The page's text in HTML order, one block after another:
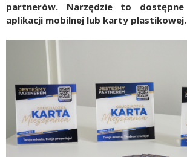
partnerów. Narzędzie to
aplikacji mobilnej lub karty plastikowej.